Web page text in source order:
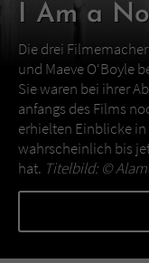
I Am a
Die drei
und Maeve O‘Boyle
Sie waren bei ihrer
anfangs des Films
erhielten Einblicke in
wahrscheinlich bis
hat. Titelbild: ©